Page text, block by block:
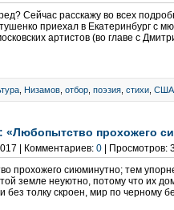
Сейчас расскажу во всех
приехал в Екатеринбург с
артистов (во главе с
Низамов отбор поэзия стихи США
«Любопытство прохожего
| Комментариев: 0 | Просмотров:
прохожего сиюминутно; тем
земле неуютно, потому что их
без толку скроен, мир по черному